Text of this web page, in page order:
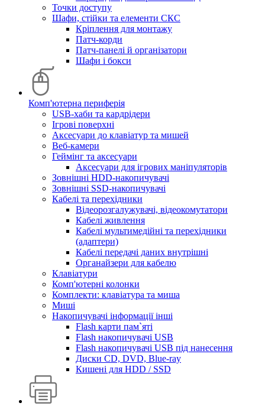
Точки доступу
Шафи, стійки та елементи СКС
Кріплення для монтажу
Патч-корди
Патч-панелі й організатори
Шафи і бокси
Комп'ютерна периферія
USB-хаби та кардрідери
Ігрові поверхні
Аксесуари до клавіатур та мишей
Веб-камери
Геймінг та аксесуари
Аксесуари для ігрових маніпуляторів
Зовнішні HDD-накопичувачі
Зовнішні SSD-накопичувачі
Кабелі та перехідники
Відеорозгалужувачі, відеокомутатори
Кабелі живлення
Кабелі мультимедійні та перехідники
(адаптери)
Кабелі передачі даних внутрішні
Органайзери для кабелю
Клавіатури
Комп'ютерні колонки
Комплекти: клавіатура та миша
Миші
Накопичувачі інформації інші
Flash карти пам`яті
Flash накопичувачі USB
Flash накопичувачі USB під нанесення
Диски CD, DVD, Blue-ray
Кишені для HDD / SSD